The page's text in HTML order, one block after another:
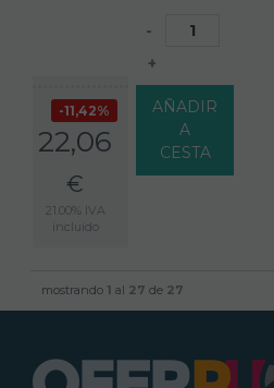
11,42%
22,06
€
21.00% IVA
incluido
-
+
AÑADIR
A
CESTA
mostrando 1 al 27 de 27